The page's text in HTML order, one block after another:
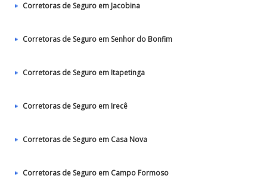
Corretoras de Seguro em Jacobina
Corretoras de Seguro em Senhor do Bonfim
Corretoras de Seguro em Itapetinga
Corretoras de Seguro em Irecê
Corretoras de Seguro em Casa Nova
Corretoras de Seguro em Campo Formoso